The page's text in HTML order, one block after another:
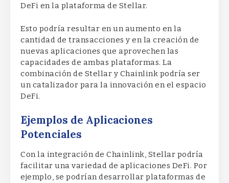
DeFi en la plataforma de Stellar.
Esto podría resultar en un aumento en la
cantidad de transacciones y en la creación de
nuevas aplicaciones que aprovechen las
capacidades de ambas plataformas. La
combinación de Stellar y Chainlink podría ser
un catalizador para la innovación en el espacio
DeFi.
Ejemplos de Aplicaciones
Potenciales
Con la integración de Chainlink, Stellar podría
facilitar una variedad de aplicaciones DeFi. Por
ejemplo, se podrían desarrollar plataformas de